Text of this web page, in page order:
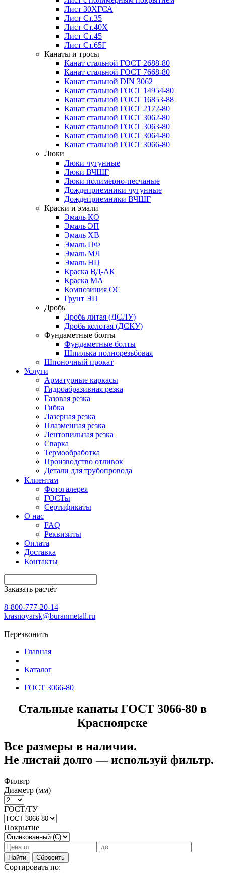
Лист 30ХГСА
Лист Ст.35
Лист Ст.40Х
Лист Ст.45
Лист Ст.65Г
Канаты и тросы
Канат стальной ГОСТ 2688-80
Канат стальной ГОСТ 7668-80
Канат стальной DIN 3062
Канат стальной ГОСТ 14954-80
Канат стальной ГОСТ 16853-88
Канат стальной ГОСТ 2172-80
Канат стальной ГОСТ 3062-80
Канат стальной ГОСТ 3063-80
Канат стальной ГОСТ 3064-80
Канат стальной ГОСТ 3066-80
Люки
Люки чугунные
Люки ВЧШГ
Люки полимерно-песчаные
Дождеприемники чугунные
Дождеприемники ВЧШГ
Краски и эмали
Эмаль КО
Эмаль ЭП
Эмаль ХВ
Эмаль ПФ
Эмаль МЛ
Эмаль НЦ
Краска ВД-АК
Краска МА
Композиция ОС
Грунт ЭП
Дробь
Дробь литая (ДСЛУ)
Дробь колотая (ДСКУ)
Фундаметные болты
Фундаметные болты
Шпилька полнорезьбовая
Шпоночный прокат
Услуги
Арматурные каркасы
Гидроабразивная резка
Газовая резка
Гибка
Лазерная резка
Плазменная резка
Лентопильная резка
Сварка
Термообработка
Производство отливок
Детали для трубопровода
Клиентам
Фотогалерея
ГОСТы
Сертификаты
О нас
FAQ
Реквизиты
Оплата
Доставка
Контакты
Заказать расчёт
8-800-777-20-14
krasnoyarsk@buranmetall.ru
Перезвонить
Главная
Каталог
ГОСТ 3066-80
Стальные канаты ГОСТ 3066-80 в
Красноярске
Все размеры в наличии.
Не листай долго — используй фильтр.
Фильтр
Диаметр (мм)
ГОСТ/ТУ
Покрытие
Найти Сбросить
Сортировать по: